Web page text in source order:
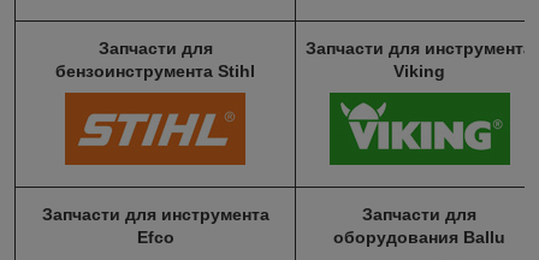
Запчасти для
бензоинструмента Stihl
Запчасти для инструмента
Viking
Запчасти для инструмента
Efco
Запчасти для
оборудования Ballu